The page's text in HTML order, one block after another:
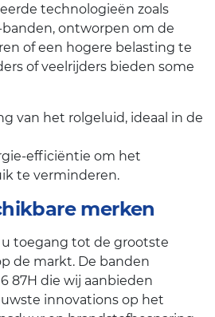
technologieën zoals
ontworpen om de
of een hogere belasting te
of veelrijders bieden some
van het rolgeluid, ideaal in de
efficiëntie om het
te verminderen.
merken
toegang tot de grootste
de markt. De banden
87H die wij aanbieden
innovations op het